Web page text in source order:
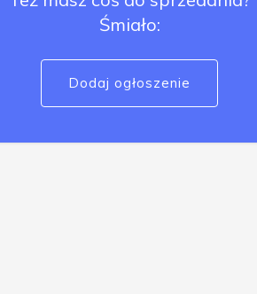
Śmiało:
Dodaj ogłoszenie